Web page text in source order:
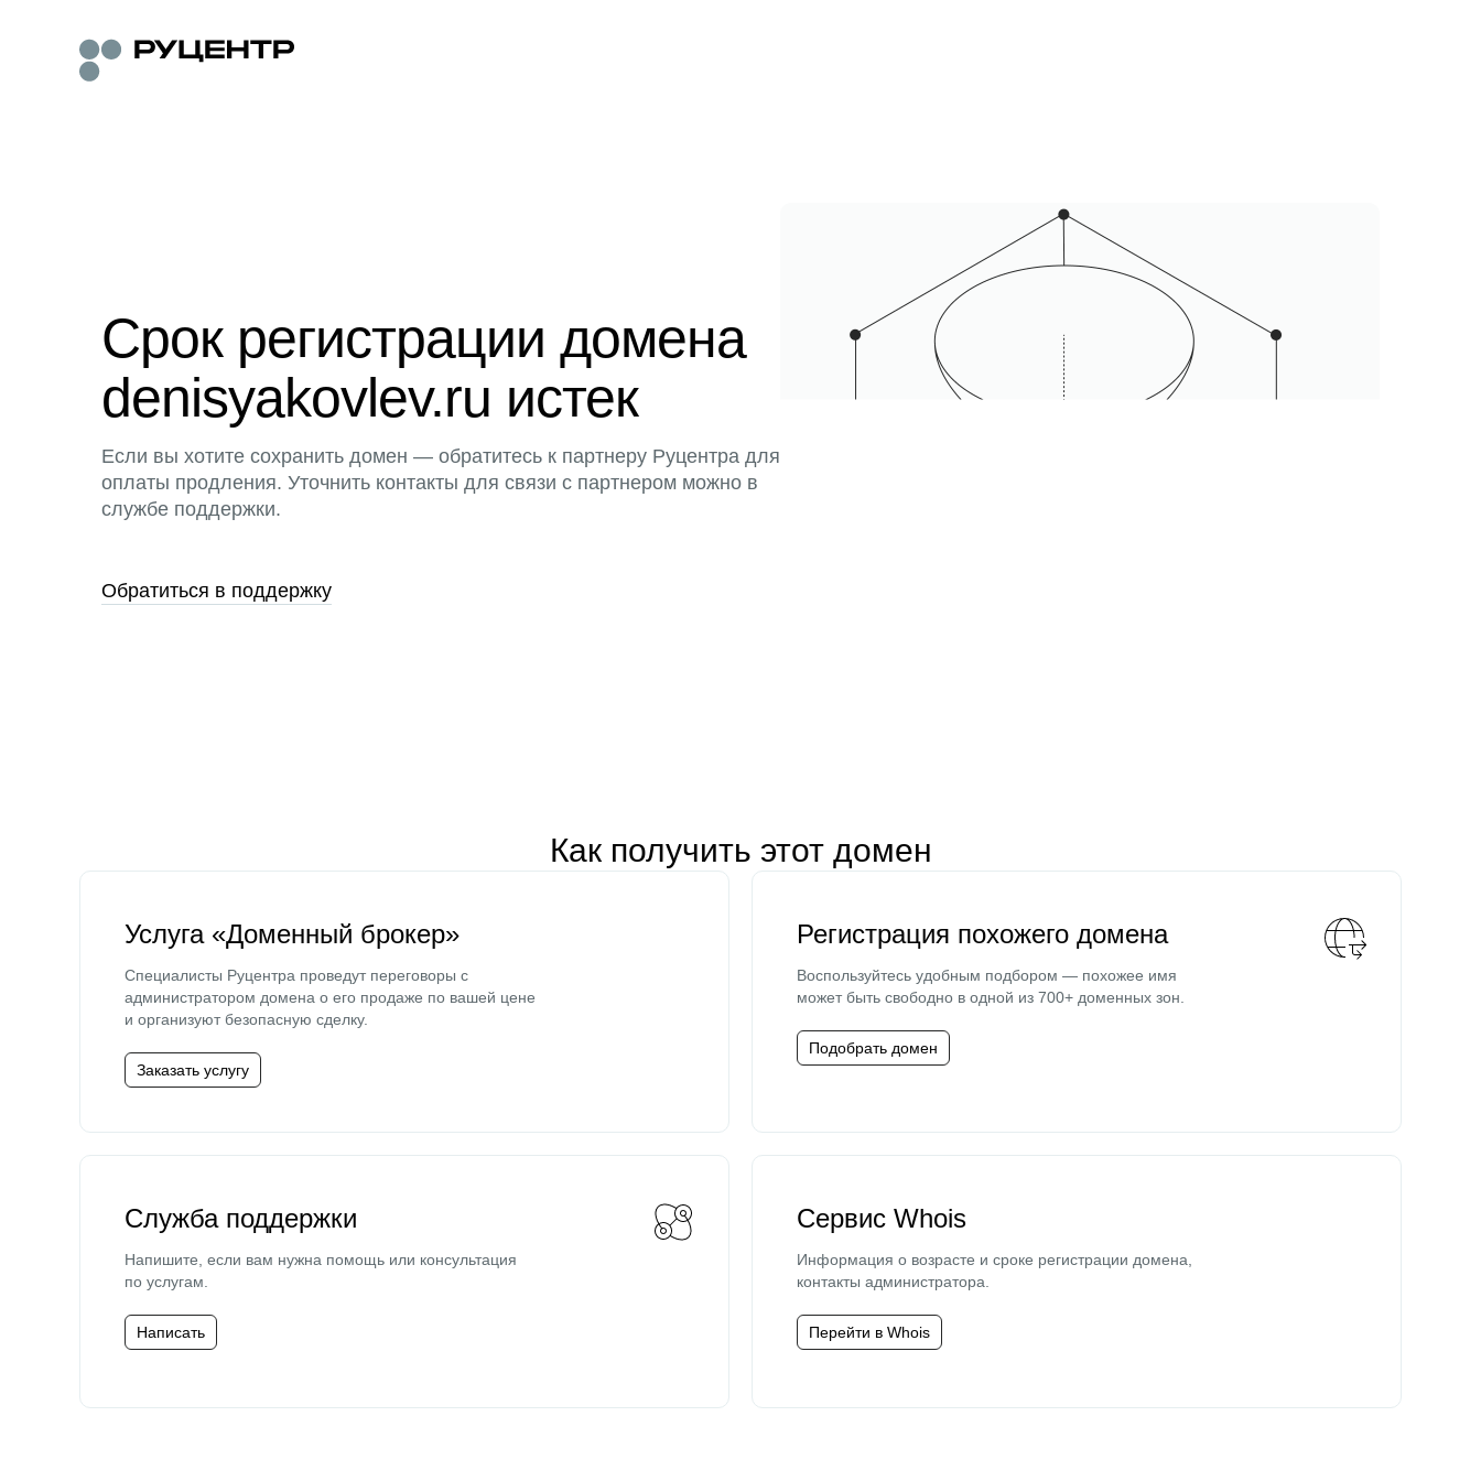
Срок регистрации домена
denisyakovlev.ru истек
Если вы хотите сохранить домен — обратитесь к партнеру Руцентра для
оплаты продления. Уточнить контакты для связи с партнером можно в
службе поддержки.
Обратиться в поддержку
Как получить этот домен
Услуга «Доменный брокер»
Специалисты Руцентра проведут переговоры с
администратором домена о его продаже по вашей цене
и организуют безопасную сделку.
Заказать услугу
Регистрация похожего домена
Воспользуйтесь удобным подбором — похожее имя
может быть свободно в одной из 700+ доменных зон.
Подобрать домен
Служба поддержки
Напишите, если вам нужна помощь или консультация
по услугам.
Написать
Сервис Whois
Информация о возрасте и сроке регистрации домена,
контакты администратора.
Перейти в Whois